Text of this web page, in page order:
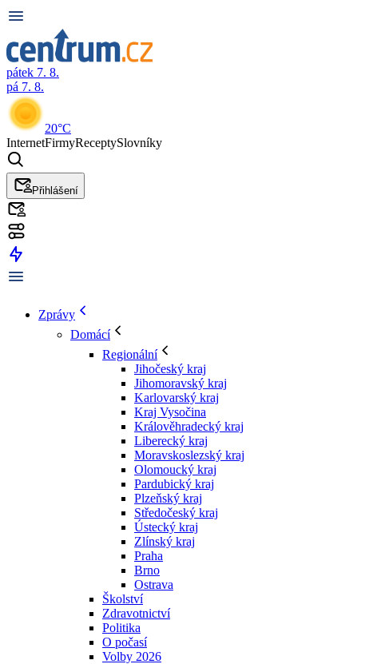
pátek 7. 8.
pá 7. 8.
20°C
InternetFirmyReceptySlovníky
Přihlášení
Zprávy
Domácí
Regionální
Jihočeský kraj
Jihomoravský kraj
Karlovarský kraj
Kraj Vysočina
Králověhradecký kraj
Liberecký kraj
Moravskoslezský kraj
Olomoucký kraj
Pardubický kraj
Plzeňský kraj
Středočeský kraj
Ústecký kraj
Zlínský kraj
Praha
Brno
Ostrava
Školství
Zdravotnictví
Politika
O počasí
Volby 2026